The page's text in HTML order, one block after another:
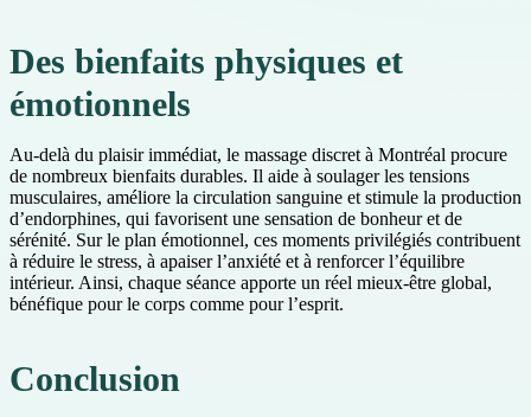
Des bienfaits physiques et
émotionnels
Au-delà du plaisir immédiat, le massage discret à Montréal procure
de nombreux bienfaits durables. Il aide à soulager les tensions
musculaires, améliore la circulation sanguine et stimule la production
d’endorphines, qui favorisent une sensation de bonheur et de
sérénité. Sur le plan émotionnel, ces moments privilégiés contribuent
à réduire le stress, à apaiser l’anxiété et à renforcer l’équilibre
intérieur. Ainsi, chaque séance apporte un réel mieux-être global,
bénéfique pour le corps comme pour l’esprit.
Conclusion